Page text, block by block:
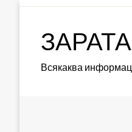
ЗАРАТА
Всякаква